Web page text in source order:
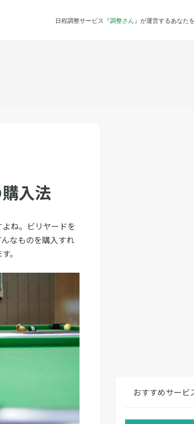
日程調整サービス『調整さん 』が運営するあなた
入法
ね。ビリヤードを
なものを購入すれ
。
おすすめサービ